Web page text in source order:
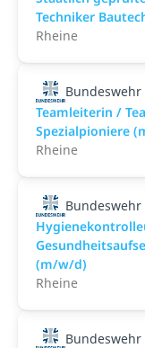
Techniker
Rheine
Bundeswehr
Teamleiterin /
Spezialpioniere
Rheine
Bundeswehr
(m/w/d)
Rheine
Bundeswehr